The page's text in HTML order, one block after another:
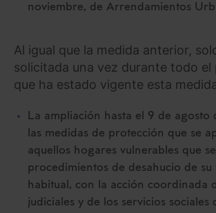
noviembre, de Arrendamientos
Al igual que la medida anterior,
solicitada una vez durante todo el
que ha estado vigente esta
La ampliación hasta el 9 de agosto
las medidas de protección que se
aquellos hogares vulnerables que
procedimientos de desahucio de su
habitual, con la acción coordinada
judiciales y de los servicios sociales